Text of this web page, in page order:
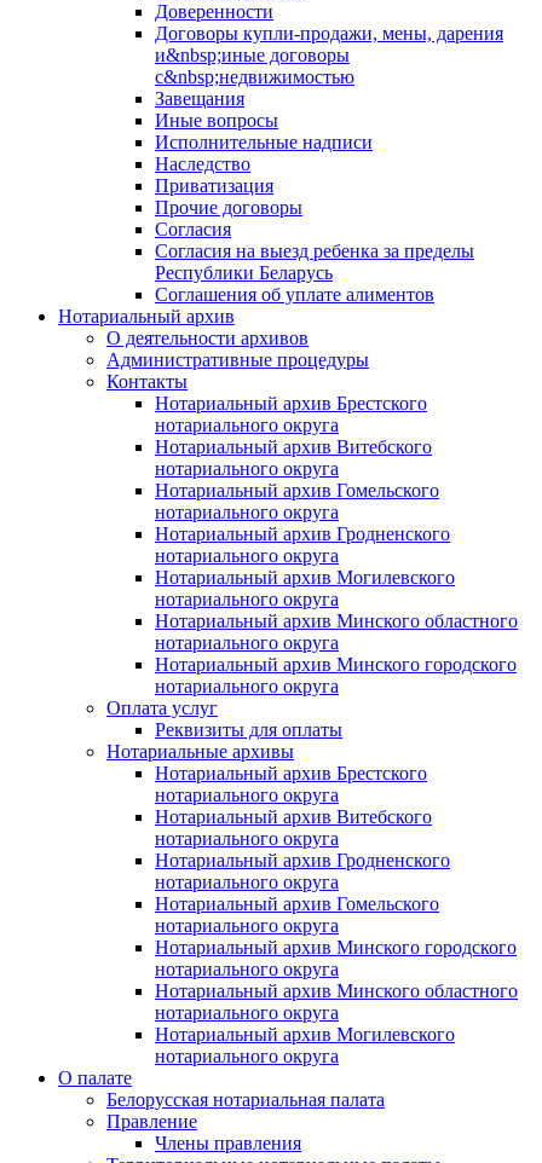
Доверенности
Договоры купли-продажи, мены, дарения
и&nbsp;иные договоры
с&nbsp;недвижимостью
Завещания
Иные вопросы
Исполнительные надписи
Наследство
Приватизация
Прочие договоры
Согласия
Согласия на выезд ребенка за пределы
Республики Беларусь
Соглашения об уплате алиментов
Нотариальный архив
О деятельности архивов
Административные процедуры
Контакты
Нотариальный архив Брестского
нотариального округа
Нотариальный архив Витебского
нотариального округа
Нотариальный архив Гомельского
нотариального округа
Нотариальный архив Гродненского
нотариального округа
Нотариальный архив Могилевского
нотариального округа
Нотариальный архив Минского областного
нотариального округа
Нотариальный архив Минского городского
нотариального округа
Оплата услуг
Реквизиты для оплаты
Нотариальные архивы
Нотариальный архив Брестского
нотариального округа
Нотариальный архив Витебского
нотариального округа
Нотариальный архив Гродненского
нотариального округа
Нотариальный архив Гомельского
нотариального округа
Нотариальный архив Минского городского
нотариального округа
Нотариальный архив Минского областного
нотариального округа
Нотариальный архив Могилевского
нотариального округа
О палате
Белорусская нотариальная палата
Правление
Члены правления